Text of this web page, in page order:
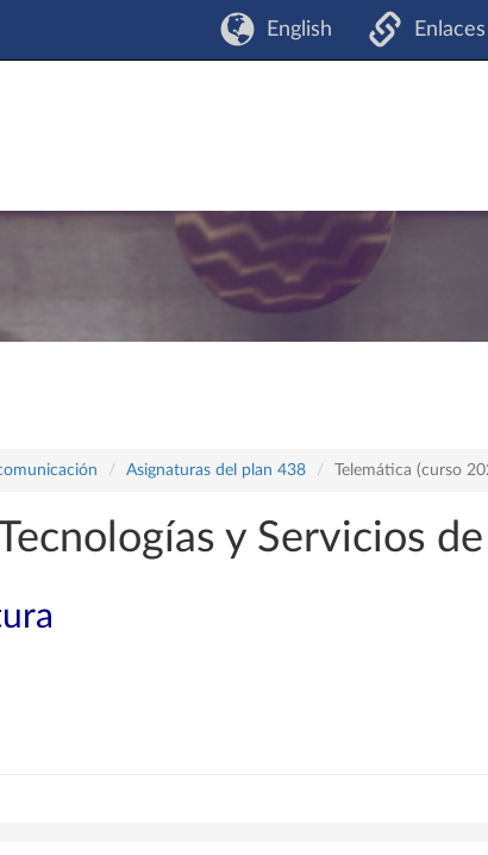
English Enlaces
Asignaturas del plan 438 Telemática (curso
y Servicios